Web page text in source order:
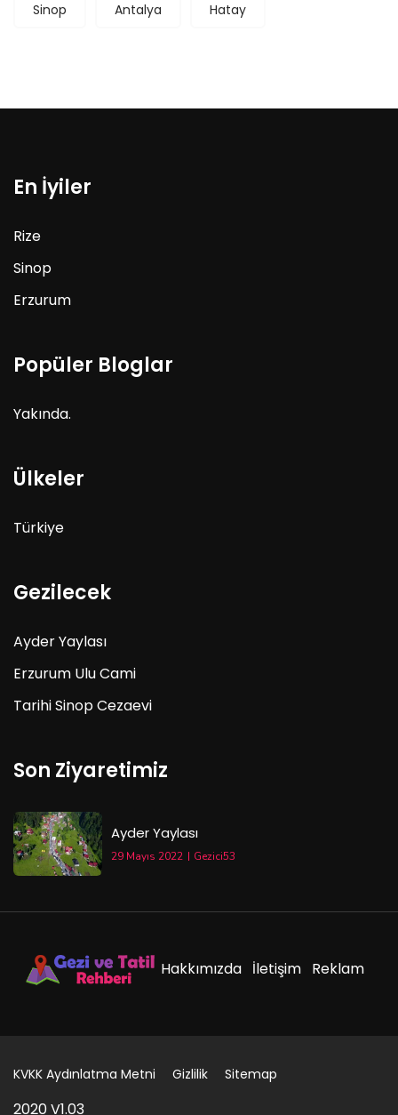
Sinop Antalya Hatay
En İyiler
Rize
Sinop
Erzurum
Popüler Bloglar
Yakında.
Ülkeler
Türkiye
Gezilecek
Ayder Yaylası
Erzurum Ulu Cami
Tarihi Sinop Cezaevi
Son Ziyaretimiz
Ayder Yaylası
29 Mayıs 2022 Gezici53
Hakkımızda İletişim Reklam
KVKK Aydınlatma Metni Gizlilik Sitemap
2020 V1.03